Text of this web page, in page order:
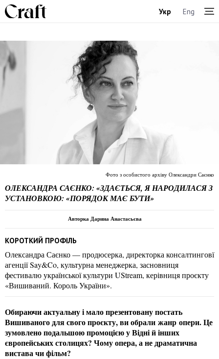
Укр Eng
ОЛЕКСАНДРА САЄНКО: «ЗДАЄТЬСЯ, Я НАРОДИЛАСЯ З
УСТАНОВКОЮ: «ПОРЯДОК МАЄ БУТИ»
Фото з особистого архіву Олександри Саєнко
Авторка Дарина Анастасьєва
КОРОТКИЙ ПРОФІЛЬ
Олександра Саєнко — продюсерка, директорка консалтинговї
агенції Say&Co, культурна менеджерка, засновниця
фестивалю української культури UStream, керівниця проєкту
«Вишиваний. Король України».
Обираючи актуальну і мало презентовану постать
Вишиваного для свого проєкту, ви обрали жанр опери. Це
зумовлено подальшою промоцією у Відні й інших
європейських столицях? Чому опера, а не драматична
вистава чи фільм?